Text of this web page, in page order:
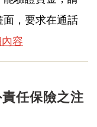
，要求在通話
容
任保險之注